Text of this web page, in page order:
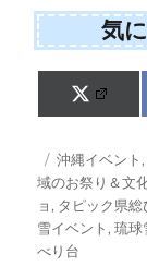
気
Share
on
X
(
w
t
t
e
r
投
稿
日:
カ
テ
ゴ
リ
ー
沖縄イベント ,
域のお祭り＆文
ョ , タピック県
雪イベント ,琉球
べり台